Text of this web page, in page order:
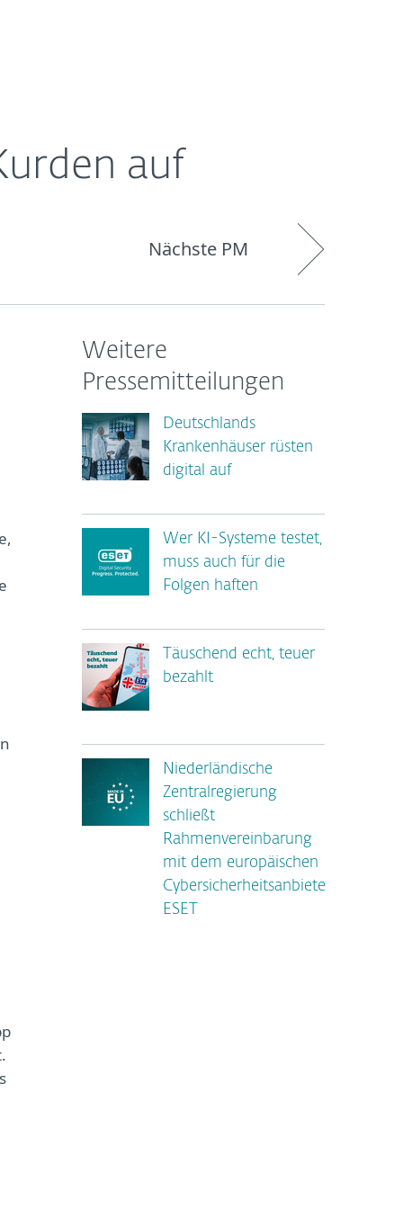
auf
Nächste PM
Weitere
Pressemitteilungen
Deutschlands
Krankenhäuser rüsten
digital auf
Wer KI-Systeme testet,
muss auch für die
Folgen haften
Täuschend echt, teuer
bezahlt
Niederländische
Zentralregierung
schließt
Rahmenvereinbarung
mit dem europäischen
Cybersicherheitsanbieter
ESET